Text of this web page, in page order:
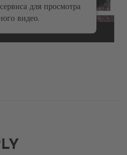
для просмотра
видео.